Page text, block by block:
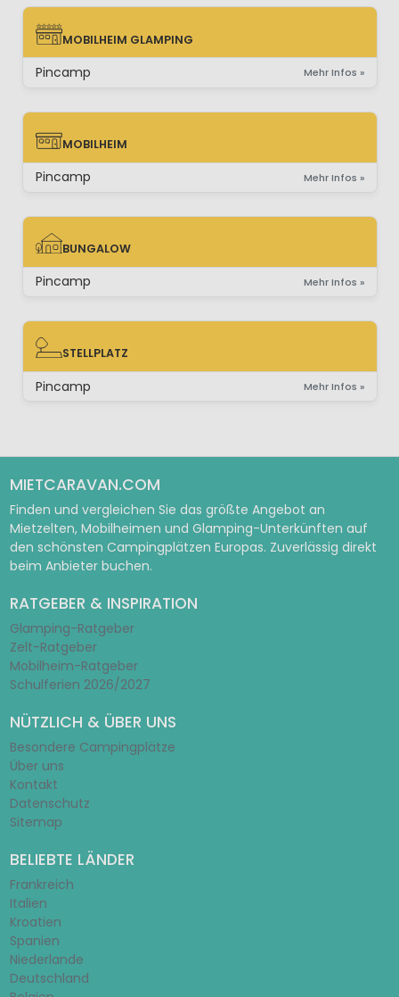
MOBILHEIM GLAMPING
MOBILHEIM GLAMPING
Pincamp Mehr Infos »
MOBILHEIM
MOBILHEIM
Pincamp Mehr Infos »
BUNGALOW
BUNGALOW
Pincamp Mehr Infos »
STELLPLATZ
STELLPLATZ
Pincamp Mehr Infos »
MIETCARAVAN.COM
Finden und vergleichen Sie das größte Angebot an
Mietzelten, Mobilheimen und Glamping-Unterkünften auf
den schönsten Campingplätzen Europas. Zuverlässig direkt
beim Anbieter buchen.
RATGEBER & INSPIRATION
Glamping-Ratgeber
Zelt-Ratgeber
Mobilheim-Ratgeber
Schulferien 2026/2027
NÜTZLICH & ÜBER UNS
Besondere Campingplätze
Über uns
Kontakt
Datenschutz
Sitemap
BELIEBTE LÄNDER
Frankreich
Italien
Kroatien
Spanien
Niederlande
Deutschland